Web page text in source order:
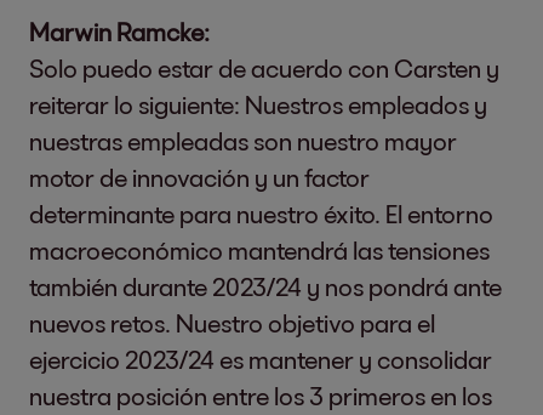
Marwin Ramcke:
Solo puedo estar de acuerdo con Carsten y
reiterar lo siguiente: Nuestros empleados y
nuestras empleadas son nuestro mayor
motor de innovación y un factor
determinante para nuestro éxito. El entorno
macroeconómico mantendrá las tensiones
también durante 2023/24 y nos pondrá ante
nuevos retos. Nuestro objetivo para el
ejercicio 2023/24 es mantener y consolidar
nuestra posición entre los 3 primeros en los